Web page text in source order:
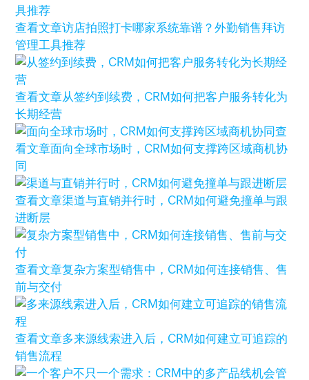
查看文章访店拍照打卡哪家系统靠谱？外勤销售拜访
管理工具推荐
查看文章从签约到续费，CRM如何把客户服务转化为
长期经营
查
看文章面向全球市场时，CRM如何支撑跨区域商机协
同
查看文章渠道与直销并行时，CRM如何避免撞单与跟
进断层
查看文章复杂方案型销售中，CRM如何连接销售、售
前与交付
查看文章多来源线索进入后，CRM如何建立可追踪的
销售流程